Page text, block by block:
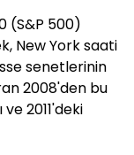
(S&P 500)
New York saati
senetlerinin
2008'den bu
2011'deki